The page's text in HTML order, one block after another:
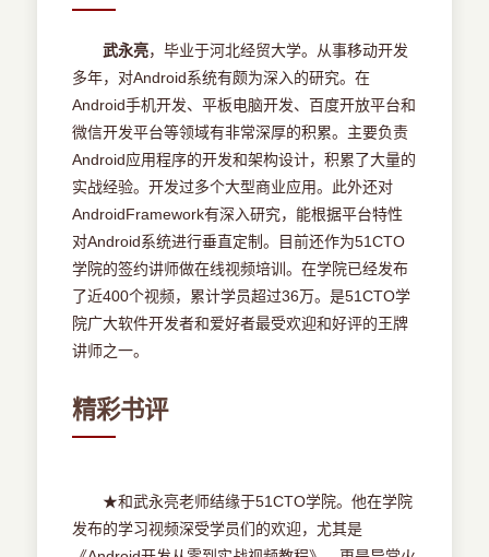
武永亮，毕业于河北经贸大学。从事移动开发
多年，对Android系统有颇为深入的研究。在
Android手机开发、平板电脑开发、百度开放平台和
微信开发平台等领域有非常深厚的积累。主要负责
Android应用程序的开发和架构设计，积累了大量的
实战经验。开发过多个大型商业应用。此外还对
AndroidFramework有深入研究，能根据平台特性
对Android系统进行垂直定制。目前还作为51CTO
学院的签约讲师做在线视频培训。在学院已经发布
了近400个视频，累计学员超过36万。是51CTO学
院广大软件开发者和爱好者最受欢迎和好评的王牌
讲师之一。
精彩书评
★和武永亮老师结缘于51CTO学院。他在学院
发布的学习视频深受学员们的欢迎，尤其是